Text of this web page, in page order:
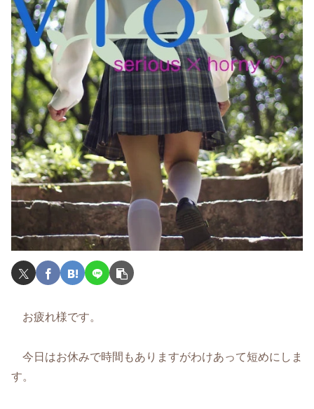
お疲れ様です。
今日はお休みで時間もありますがわけあって短めにしま
す。